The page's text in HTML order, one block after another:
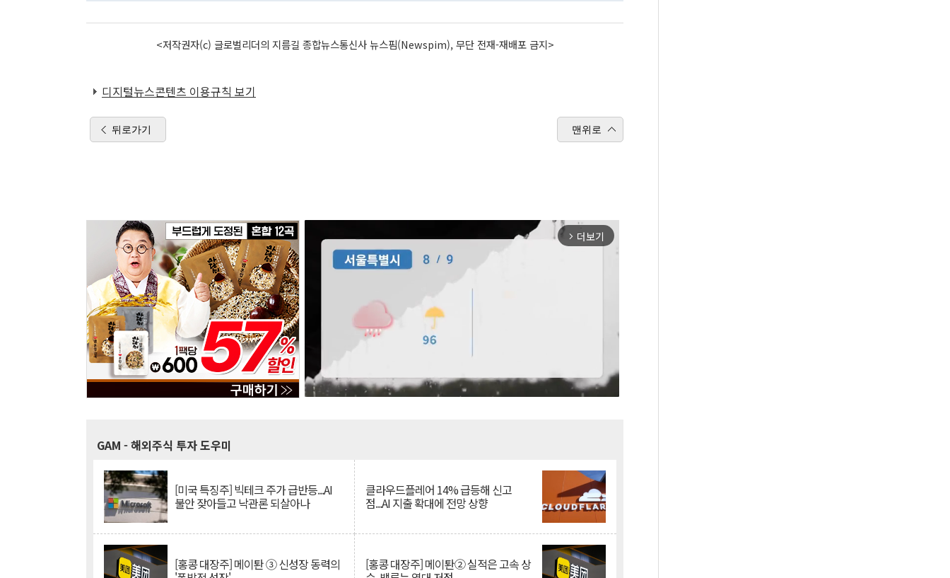
<저작권자(c) 글로벌리더의 지름길 종합뉴스통신사 뉴스핌(Newspim), 무단 전재-재배포 금지>
디지털뉴스콘텐츠 이용규칙 보기
뒤로가기 맨위로
arrow_forward_ios 더보기
GAM - 해외주식 투자 도우미
[미국 특징주] 빅테크 주가 급반등...AI
불안 잦아들고 낙관론 되살아나
클라우드플레어 14% 급등해 신고
점...AI 지출 확대에 전망 상향
[홍콩 대장주] 메이퇀 ③ 신성장 동력의 [홍콩 대장주] 메이퇀② 실적은 고속 상